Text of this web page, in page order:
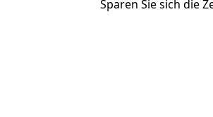
Sparen Sie sich die